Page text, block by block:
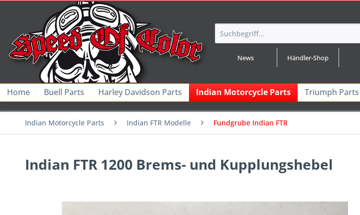
News Händler-Shop
Home Buell Parts Harley Davidson Parts Indian Motorcycle Parts Triumph Parts
Indian Motorcycle Parts Indian FTR Modelle Fundgrube Indian FTR
Indian FTR 1200 Brems- und Kupplungshebel